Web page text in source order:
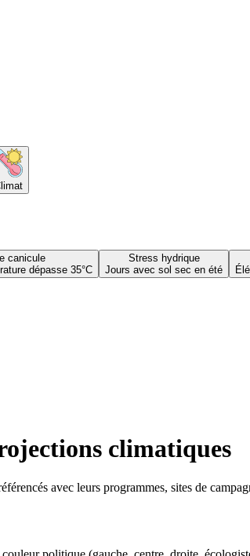
canicule
dépasse 35°C
Stress hydrique
Jours avec sol sec en été
climatiques
avec leurs programmes, sites de